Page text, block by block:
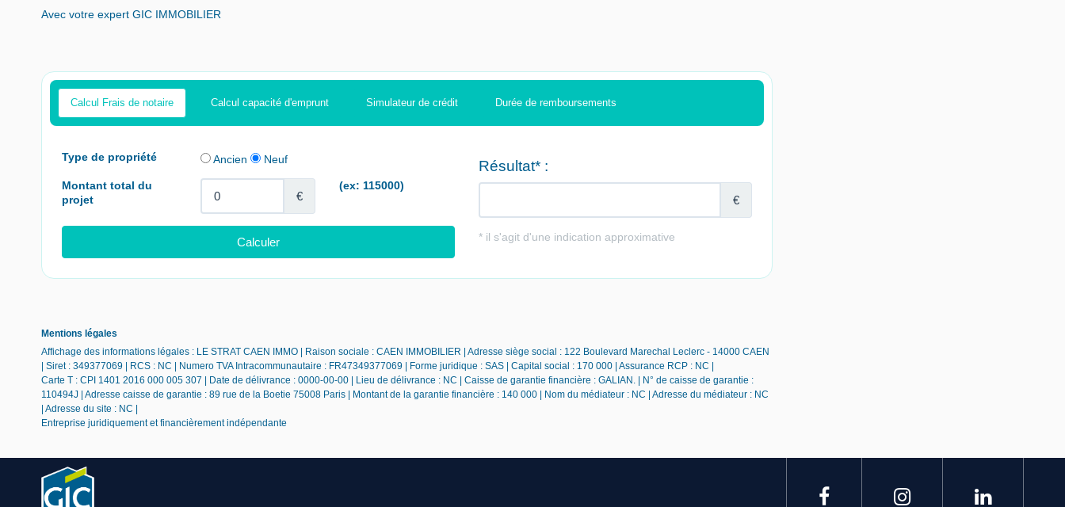
Avec votre expert GIC IMMOBILIER
Calcul Frais de notaire Calcul capacité d'emprunt Simulateur de crédit Durée de remboursements
Mentions légales
Affichage des informations légales : LE STRAT CAEN IMMO | Raison sociale : CAEN IMMOBILIER | Adresse siège social : 122 Boulevard Marechal Leclerc - 14000 CAEN
| Siret : 349377069 | RCS : NC | Numero TVA Intracommunautaire : FR47349377069 | Forme juridique : SAS | Capital social : 170 000 | Assurance RCP : NC |
Carte T : CPI 1401 2016 000 005 307 | Date de délivrance : 0000-00-00 | Lieu de délivrance : NC | Caisse de garantie financière : GALIAN. | N° de caisse de garantie :
110494J | Adresse caisse de garantie : 89 rue de la Boetie 75008 Paris | Montant de la garantie financière : 140 000 | Nom du médiateur : NC | Adresse du médiateur : NC
| Adresse du site : NC |
Entreprise juridiquement et financièrement indépendante